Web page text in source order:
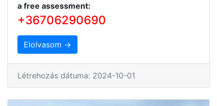
a free assessment:
+36706290690
Elolvasom →
Létrehozás dátuma: 2024-10-01